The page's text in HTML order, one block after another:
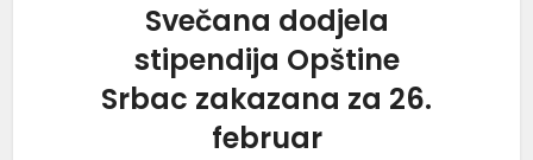
Svečana dodjela
stipendija Opštine
Srbac zakazana za 26.
februar